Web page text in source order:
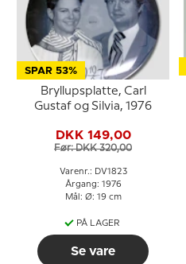
SPAR 53%
Bryllupsplatte, Carl
Gustaf og Silvia, 1976
DKK 149,00
Før: DKK 320,00
Varenr.: DV1823
Årgang: 1976
Mål: Ø: 19 cm
PÅ LAGER
Se vare